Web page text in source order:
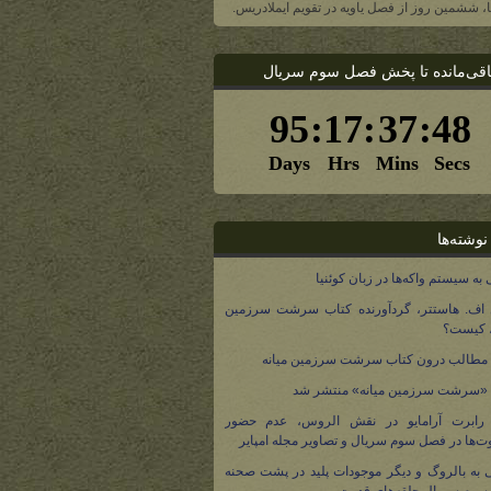
ششمین روز از فصل یاویه در تقویم ایملادریس.
تا پخش فصل سوم سریال
نوشته‌ها
به سیستم واکه‌ها در زبان کوئنیا
اف. هاستتر، گردآورنده کتاب سرشت سرزمین
کیست؟
درون کتاب سرشت سرزمین میانه
«سرشت سرزمین میانه» منتشر شد
رابرت آرامایو در نقش الروس، عدم حضور
در فصل سوم سریال و تصاویر مجله امپایر
به بالروگ و دیگر موجودات پلید در پشت صحنه